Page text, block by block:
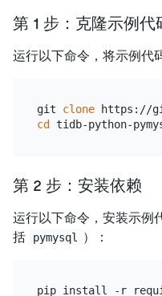
第 1 步：克隆示例
运行以下命令，将示例代
git clone
cd
第 2 步：安装依赖
运行以下命令，安装示例
括
pymysql ）：